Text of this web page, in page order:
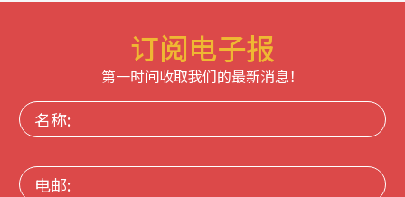
订阅电子报
第一时间收取我们的最新消息！
名
称:
电